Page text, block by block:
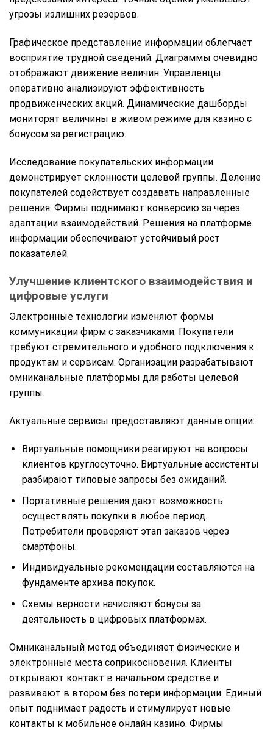
угрозы излишних резервов.
Графическое представление информации облегчает
восприятие трудной сведений. Диаграммы очевидно
отображают движение величин. Управленцы
оперативно анализируют эффективность
продвиженческих акций. Динамические дашборды
мониторят величины в живом режиме для казино с
бонусом за регистрацию.
Исследование покупательских информации
демонстрирует склонности целевой группы. Деление
покупателей содействует создавать направленные
решения. Фирмы поднимают конверсию за через
адаптации взаимодействий. Решения на платформе
информации обеспечивают устойчивый рост
показателей.
Улучшение клиентского взаимодействия и
цифровые услуги
Электронные технологии изменяют формы
коммуникации фирм с заказчиками. Покупатели
требуют стремительного и удобного подключения к
продуктам и сервисам. Организации разрабатывают
омниканальные платформы для работы целевой
группы.
Актуальные сервисы предоставляют данные опции:
Виртуальные помощники реагируют на вопросы
клиентов круглосуточно. Виртуальные ассистенты
разбирают типовые запросы без ожиданий.
Портативные решения дают возможность
осуществлять покупки в любое период.
Потребители проверяют этап заказов через
смартфоны.
Индивидуальные рекомендации составляются на
фундаменте архива покупок.
Схемы верности начисляют бонусы за
деятельность в цифровых платформах.
Омниканальный метод объединяет физические и
электронные места соприкосновения. Клиенты
открывают контакт в начальном средстве и
развивают в втором без потери информации. Единый
опыт поднимает радость и стимулирует новые
контакты к мобильное онлайн казино. Фирмы